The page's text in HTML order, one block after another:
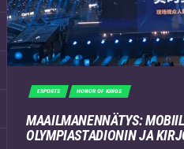
ESPORTS HONOR OF KINGS
MAAILMANENNÄTYS:
OLYMPIASTADIONIN JA